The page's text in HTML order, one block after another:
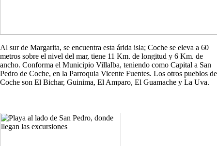
Al sur de Margarita, se encuentra esta árida isla; Coche se eleva a 60
metros sobre el nivel del mar, tiene 11 Km. de longitud y 6 Km. de
ancho. Conforma el Municipio Villalba, teniendo como Capital a San
Pedro de Coche, en la Parroquia Vicente Fuentes. Los otros pueblos de
Coche son El Bichar, Guinima, El Amparo, El Guamache y La Uva.